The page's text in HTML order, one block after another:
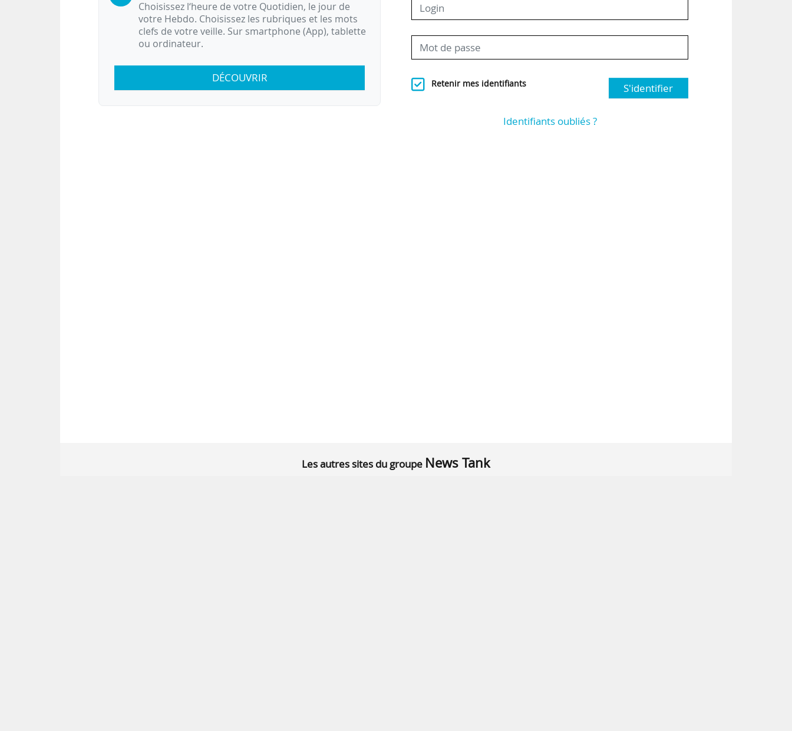
Choisissez l‘heure de votre Quotidien, le jour de
votre Hebdo. Choisissez les rubriques et les mots
clefs de votre veille. Sur smartphone (App), tablette
ou ordinateur.
DÉCOUVRIR Retenir mes identifiants S'identifier
Identifiants oubliés ?
Les autres sites du groupe News Tank